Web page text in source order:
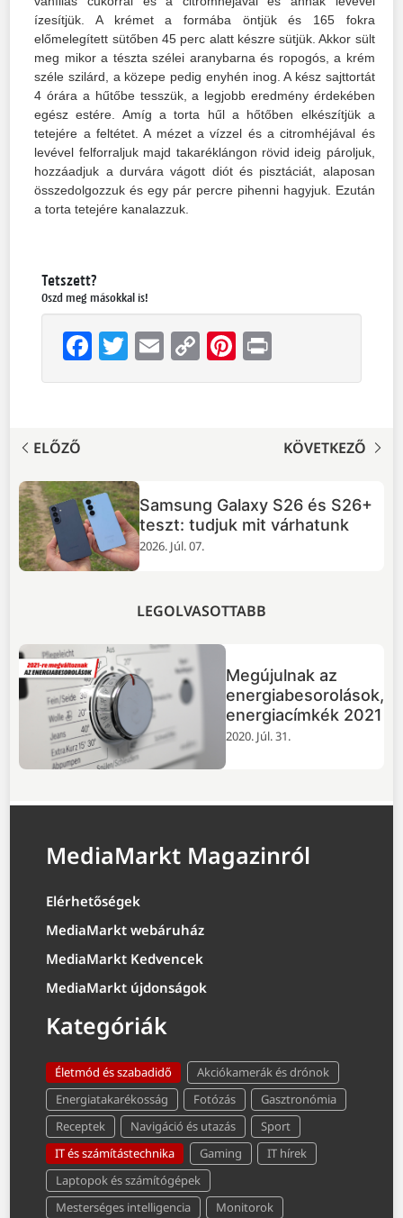
ízesítjük. A krémet a formába öntjük és 165 fokra
előmelegített sütőben 45 perc alatt készre sütjük. Akkor sült
meg mikor a tészta szélei aranybarna és ropogós, a krém
széle szilárd, a közepe pedig enyhén inog. A kész sajttortát
4 órára a hűtőbe tesszük, a legjobb eredmény érdekében
egész estére. Amíg a torta hűl a hőtőben elkészítjük a
tetejére a feltétet. A mézet a vízzel és a citromhéjával és
levével felforraljuk majd takaréklángon rövid ideig pároljuk,
hozzáadjuk a durvára vágott diót és pisztáciát, alaposan
összedolgozzuk és egy pár percre pihenni hagyjuk. Ezután
a torta tetejére kanalazzuk.
Tetszett?
Oszd meg másokkal is!
Facebook
Twitter
EmailCopy
Link
Pinterest
ELŐZŐ KÖVETKEZŐ
Samsung Galaxy S26 és S26+
teszt: tudjuk mit várhatunk
2026. Júl. 07.
LEGOLVASOTTABB
Megújulnak az
energiabesorolások,
energiacímkék 2021
2020. Júl. 31.
MediaMarkt Magazinról
Elérhetőségek
MediaMarkt webáruház
MediaMarkt Kedvencek
MediaMarkt újdonságok
Kategóriák
Életmód és szabadidő
Akciókamerák és drónok
Energiatakarékosság
Fotózás
Gasztronómia
Receptek
Navigáció és utazás
Sport
IT és számítástechnika
Gaming
IT hírek
Laptopok és számítógépek
Mesterséges intelligencia
Monitorok